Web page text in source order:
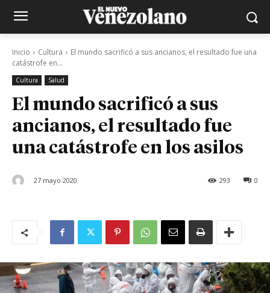
Inicio Cultura
El mundo sacrificó a sus ancianos, el resultado fue una
catástrofe en...
Cultura Salud
El mundo sacrificó a sus
ancianos, el resultado fue
una catástrofe en los asilos
27 mayo 2020 0
293